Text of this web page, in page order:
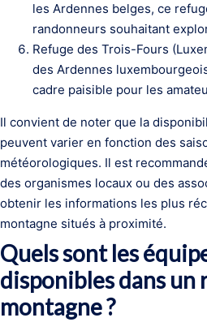
les Ardennes belges, ce
randonneurs souhaitant
Refuge des Trois-Fours
des Ardennes
cadre paisible pour les
Il convient de noter que la
peuvent varier en fonction des
météorologiques. Il est
des organismes locaux ou des
obtenir les informations les plus
montagne situés à proximité.
Quels sont les
disponibles dans un
montagne ?